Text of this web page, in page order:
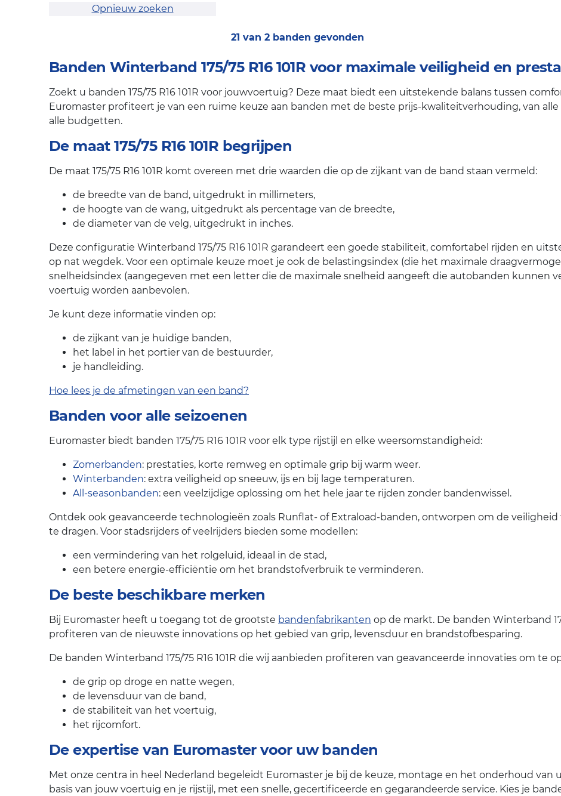
Opnieuw zoeken
21 van 2 banden gevonden
Banden Winterband 175/75 R16 101R voor maximale veiligheid en
Zoekt u banden 175/75 R16 101R voor jouwvoertuig? Deze maat biedt een uitstekende balans tussen
Euromaster profiteert je van een ruime keuze aan banden met de beste prijs-kwaliteitverhouding, van
alle budgetten.
De maat 175/75 R16 101R begrijpen
De maat 175/75 R16 101R komt overeen met drie waarden die op de zijkant van de band staan vermeld:
de breedte van de band, uitgedrukt in millimeters,
de hoogte van de wang, uitgedrukt als percentage van de breedte,
de diameter van de velg, uitgedrukt in inches.
Deze configuratie Winterband 175/75 R16 101R garandeert een goede stabiliteit, comfortabel rijden en
op nat wegdek. Voor een optimale keuze moet je ook de belastingsindex (die het maximale
snelheidsindex (aangegeven met een letter die de maximale snelheid aangeeft die autobanden kunnen
voertuig worden aanbevolen.
Je kunt deze informatie vinden op:
de zijkant van je huidige banden,
het label in het portier van de bestuurder,
je handleiding.
Hoe lees je de afmetingen van een band?
Banden voor alle seizoenen
Euromaster biedt banden 175/75 R16 101R voor elk type rijstijl en elke weersomstandigheid:
Zomerbanden: prestaties, korte remweg en optimale grip bij warm weer.
Winterbanden: extra veiligheid op sneeuw, ijs en bij lage temperaturen.
All-seasonbanden: een veelzijdige oplossing om het hele jaar te rijden zonder bandenwissel.
Ontdek ook geavanceerde technologieën zoals Runflat- of Extraload-banden, ontworpen om de
te dragen. Voor stadsrijders of veelrijders bieden some modellen:
een vermindering van het rolgeluid, ideaal in de stad,
een betere energie-efficiëntie om het brandstofverbruik te verminderen.
De beste beschikbare merken
Bij Euromaster heeft u toegang tot de grootste bandenfabrikanten op de markt. De banden Winterband
profiteren van de nieuwste innovations op het gebied van grip, levensduur en brandstofbesparing.
De banden Winterband 175/75 R16 101R die wij aanbieden profiteren van geavanceerde innovaties om te
de grip op droge en natte wegen,
de levensduur van de band,
de stabiliteit van het voertuig,
het rijcomfort.
De expertise van Euromaster voor uw banden
Met onze centra in heel Nederland begeleidt Euromaster je bij de keuze, montage en het onderhoud van
basis van jouw voertuig en je rijstijl, met een snelle, gecertificeerde en gegarandeerde service. Kies je